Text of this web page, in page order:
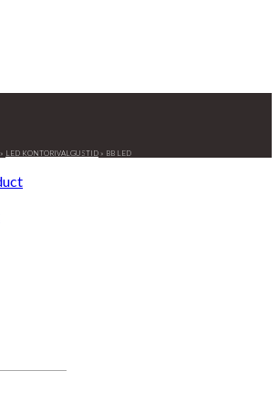
» LED KONTORIVALGUSTID » BB LED